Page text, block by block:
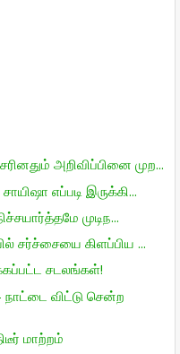
அறிவிப்பினை முற...
எப்படி இருக்கி...
முடிந...
சர்ச்சையை கிளப்பிய ...
சடலங்கள்!
விட்டு சென்ற
மாற்றம்